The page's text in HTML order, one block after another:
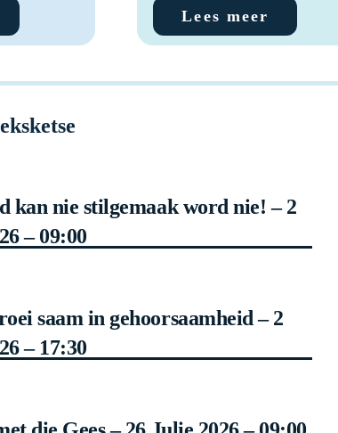
Lees meer
kan nie stilgemaak word nie! – 2
– 09:00
saam in gehoorsaamheid – 2
– 17:30